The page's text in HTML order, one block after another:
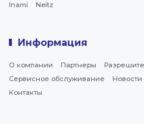
Inami
Neitz
Информация
О компании Партнеры
Сервисное обслуживание
Новости
Контакты